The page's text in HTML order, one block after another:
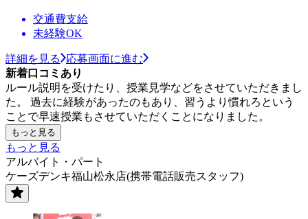
交通費支給
未経験OK
詳細を見る
応募画面に進む
新着口コミあり
ルール説明を受けたり、授業見学などをさせていただきまし
た。 過去に経験があったのもあり、習うより慣れろという
ことで早速授業もさせていただくことになりました。
もっと見る
もっと見る
アルバイト・パート
ケーズデンキ福山松永店(携帯電話販売スタッフ)